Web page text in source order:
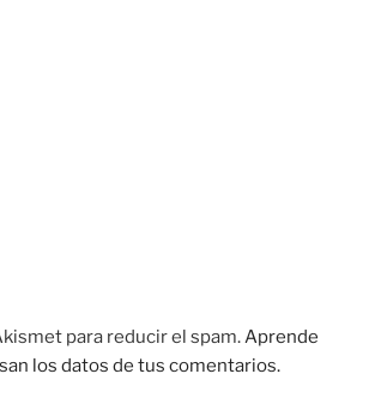
para reducir el spam.Aprende
los datos de tus comentarios.